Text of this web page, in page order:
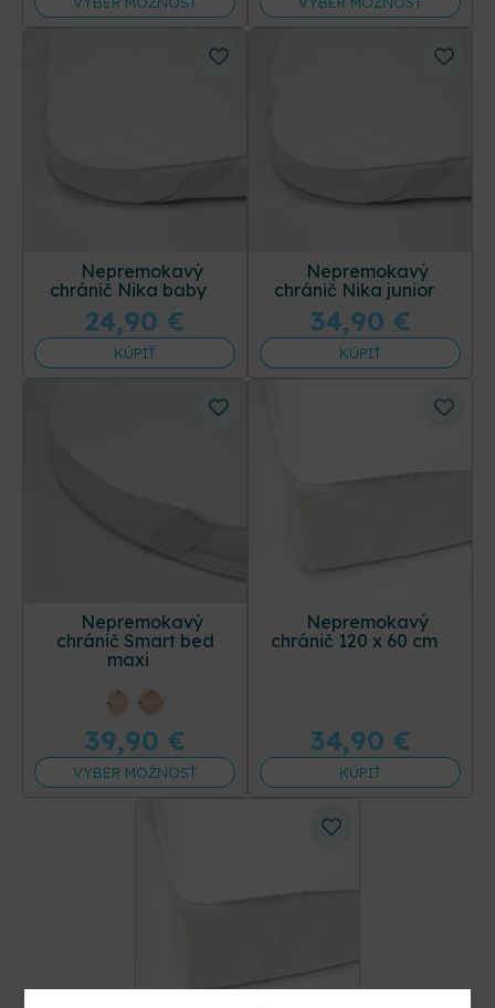
Nepremokavý
chránič Nika baby
24,90 €
KÚPIŤ
Nepremokavý
chránič Nika junior
34,90 €
KÚPIŤ
Nepremokavý
chránič Smart bed
maxi
39,90 €
VYBER MOŽNOSŤ
Nepremokavý
chránič 120 x 60 cm
34,90 €
KÚPIŤ